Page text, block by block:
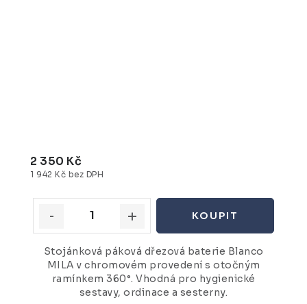
1 942 Kč bez DPH
2 350 Kč
Stojánková páková dřezová baterie Blanco
MILA v chromovém provedení s otočným
ramínkem 360°. Vhodná pro hygienické
sestavy, ordinace a sesterny.